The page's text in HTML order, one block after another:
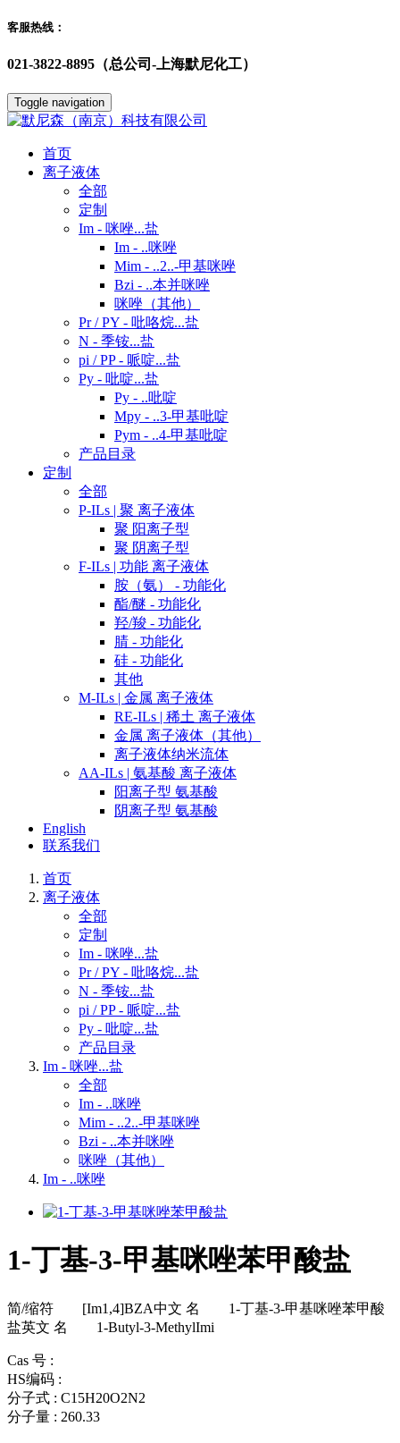
客服热线：
021-3822-8895（总公司-上海默尼化工）
Toggle navigation
首页
离子液体
全部
定制
Im - 咪唑...盐
Im - ..咪唑
Mim - ..2..-甲基咪唑
Bzi - ..本并咪唑
咪唑（其他）
Pr / PY - 吡咯烷...盐
N - 季铵...盐
pi / PP - 哌啶...盐
Py - 吡啶...盐
Py - ..吡啶
Mpy - ..3-甲基吡啶
Pym - ..4-甲基吡啶
产品目录
定制
全部
P-ILs | 聚 离子液体
聚 阳离子型
聚 阴离子型
F-ILs | 功能 离子液体
胺（氨） - 功能化
酯/醚 - 功能化
羟/羧 - 功能化
腈 - 功能化
硅 - 功能化
其他
M-ILs | 金属 离子液体
RE-ILs | 稀土 离子液体
金属 离子液体（其他）
离子液体纳米流体
AA-ILs | 氨基酸 离子液体
阳离子型 氨基酸
阴离子型 氨基酸
English
联系我们
首页
离子液体
全部
定制
Im - 咪唑...盐
Pr / PY - 吡咯烷...盐
N - 季铵...盐
pi / PP - 哌啶...盐
Py - 吡啶...盐
产品目录
Im - 咪唑...盐
全部
Im - ..咪唑
Mim - ..2..-甲基咪唑
Bzi - ..本并咪唑
咪唑（其他）
Im - ..咪唑
1-丁基-3-甲基咪唑苯甲酸盐
简/缩符 [Im1,4]BZA中文 名 1-丁基-3-甲基咪唑苯甲酸
盐英文 名 1-Butyl-3-MethylImi
Cas 号 :
HS编码 :
分子式 : C15H20O2N2
分子量 : 260.33